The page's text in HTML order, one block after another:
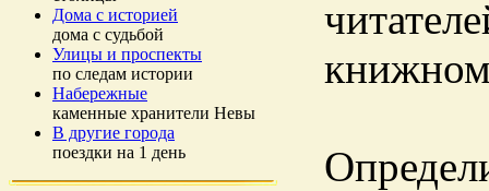
Дома с историей
дома с судьбой
Улицы и проспекты
по следам истории
Набережные
каменные хранители Невы
В другие города
поездки на 1 день
книжном